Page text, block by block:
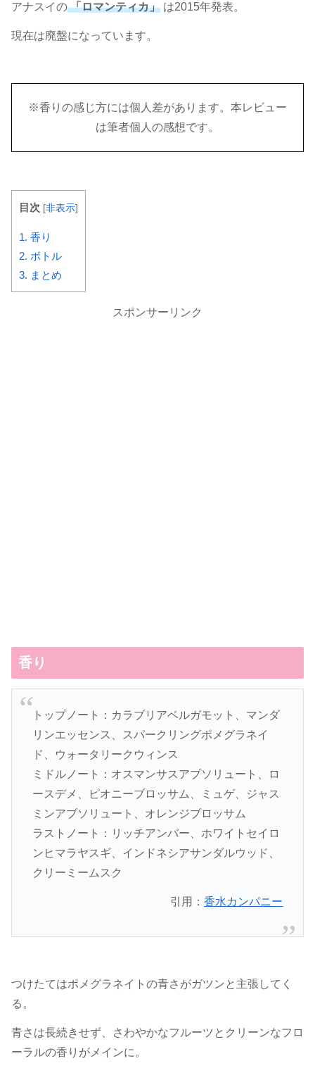
アナスイの「ロマンティカ」 は2015年発表。
現在は廃盤になっています。
※香りの感じ方には個人差があります。本レビュー
は筆者個人の感想です。
目次 [非表示]
1. 香り
2. ボトル
3. まとめ
スポンサーリンク
香り
トップノート：カラブリアベルガモット、マンダ
リンエッセンス、スパークリングポメグラネイ
ド、ウォータリークウィンス
ミドルノート：オスマンサスアブソリュート、ロ
ースデメ、ピオニーブロッサム、ミュゲ、ジャス
ミンアブソリュート、オレンジブロッサム
ラストノート：リッチアンバー、ホワイトセイロ
ンヒマラヤスギ、インドネシアサンダルウッド、
クリーミームスク
引用：香水カンパニー
つけたてはポメグラネイトの青さがガツンと主張してく
る。
青さは長続きせず、さわやかなフルーツとクリーンなフロ
ーラルの香りがメインに。